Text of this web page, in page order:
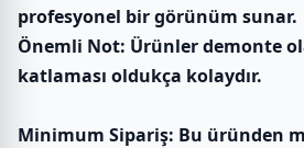
profesyonel bir görünüm sunar.
Önemli Not: Ürünler demonte
katlaması oldukça kolaydır.
Minimum Sipariş: Bu üründen